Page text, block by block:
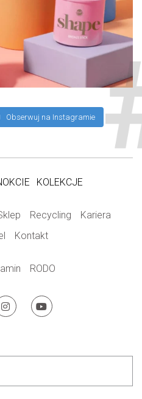
Obserwuj na Instagramie
KOLEKCJE
Recycling
Kariera
Kontakt
RODO